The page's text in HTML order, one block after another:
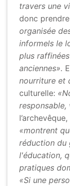
travers une
donc
organisée
informels le
plus
anciennes».
nourriture et
culturelle:
responsable,
«montrent
réduction du
l'éducation,
pratiques
«Si une